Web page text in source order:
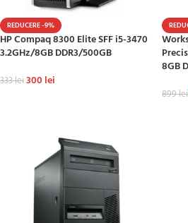
REDUCERE -9%
HP Compaq 8300 Elite SFF i5-3470
3.2GHz/8GB DDR3/500GB
333lei300 lei
8GB
899lei